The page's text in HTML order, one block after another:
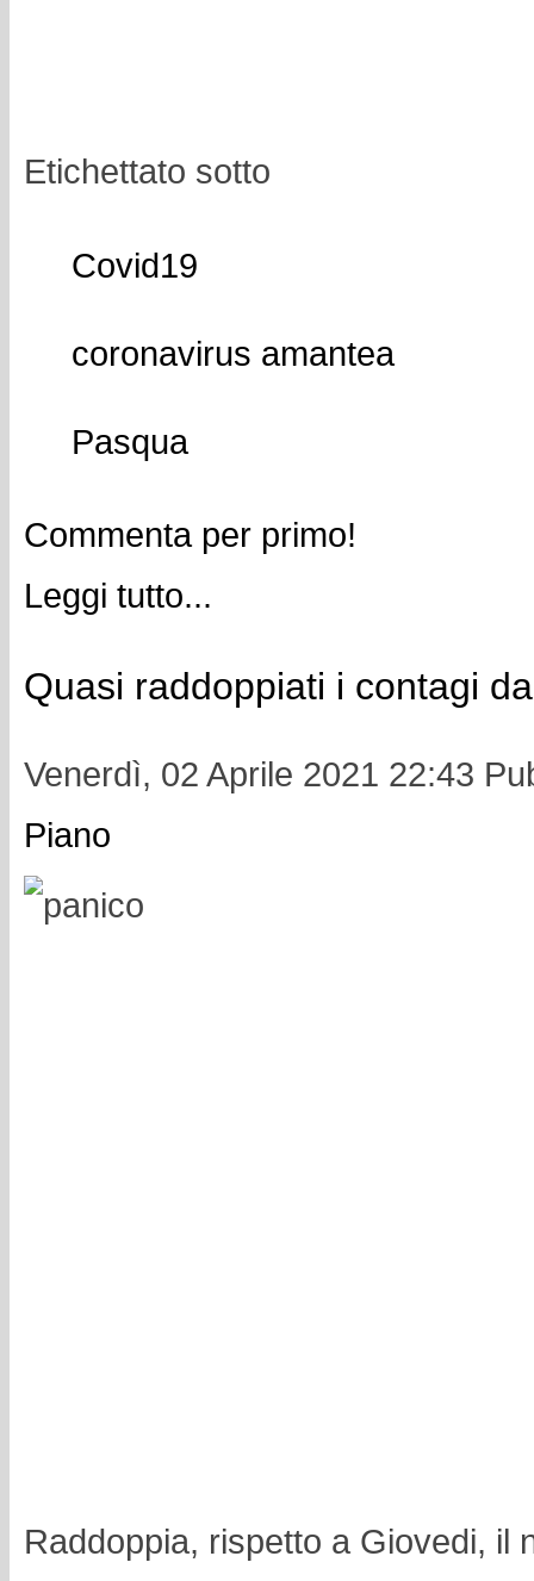
Etichettato sotto
Covid19
coronavirus amantea
Pasqua
Commenta per primo!
Leggi tutto...
Quasi raddoppiati i contagi
Venerdì, 02 Aprile 2021 22:43
Piano
Raddoppia, rispetto a Giovedi, il